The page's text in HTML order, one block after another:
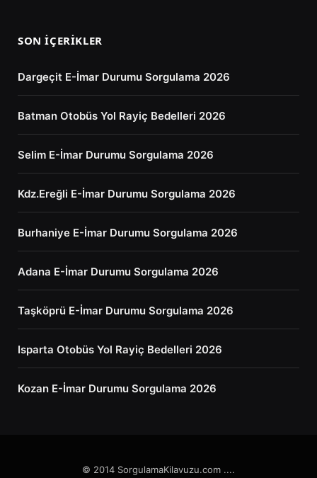
SON İÇERIKLER
Dargeçit E-İmar Durumu Sorgulama 2026
Batman Otobüs Yol Rayiç Bedelleri 2026
Selim E-İmar Durumu Sorgulama 2026
Kdz.Ereğli E-İmar Durumu Sorgulama 2026
Burhaniye E-İmar Durumu Sorgulama 2026
Adana E-İmar Durumu Sorgulama 2026
Taşköprü E-İmar Durumu Sorgulama 2026
Isparta Otobüs Yol Rayiç Bedelleri 2026
Kozan E-İmar Durumu Sorgulama 2026
© 2014 SorgulamaKilavuzu.com ....